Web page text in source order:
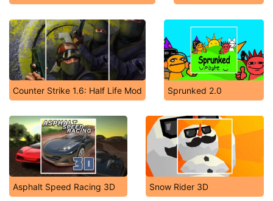
Counter Strike 1.6: Half Life Mod Sprunked 2.0
Asphalt Speed Racing 3D Snow Rider 3D